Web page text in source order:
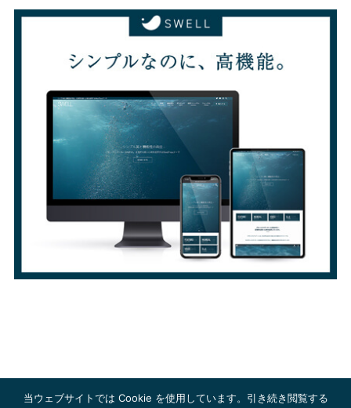
当ウェブサイトでは Cookie を使用しています。引き続き閲覧する